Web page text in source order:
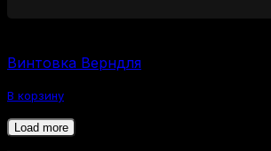
Винтовка Верндля
В корзину
Load more